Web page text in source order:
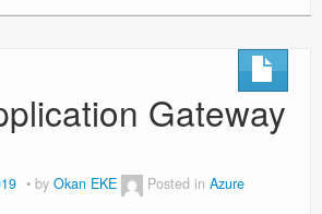
Gateway
by Okan EKE Posted in Azure